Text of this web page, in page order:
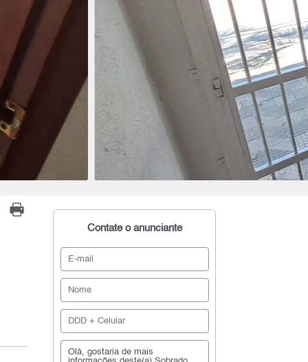
Contate o anunciante